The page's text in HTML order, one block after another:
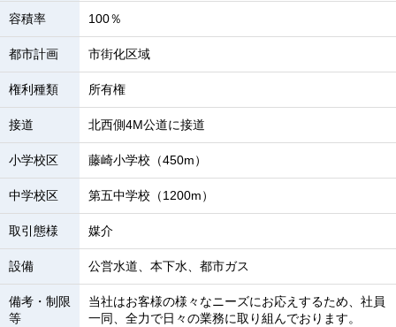
容積率 100％
都市計画 市街化区域
権利種類 所有権
接道 北西側4M公道に接道
小学校区 藤崎小学校（450m）
中学校区 第五中学校（1200m）
取引態様 媒介
設備 公営水道、本下水、都市ガス
備考・制限
等
当社はお客様の様々なニーズにお応えするため、社員
一同、全力で日々の業務に取り組んでおります。